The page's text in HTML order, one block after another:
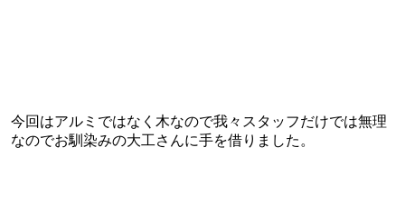
今回はアルミではなく木なので我々スタッフだけでは無理
なのでお馴染みの大工さんに手を借りました。